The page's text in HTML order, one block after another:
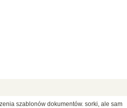
szablonów dokumentów. sorki, ale sam